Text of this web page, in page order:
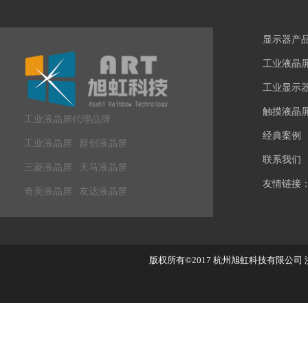
工业液晶屏代理品牌
工业液晶屏 群创液晶屏
三菱液晶屏 天马液晶屏
奇美液晶屏 友达液晶屏
显示器产
工业液晶
工业显示
触摸液晶
经典案例
联系我们
友情链接
版权所有©2017 杭州旭虹科技有限公司